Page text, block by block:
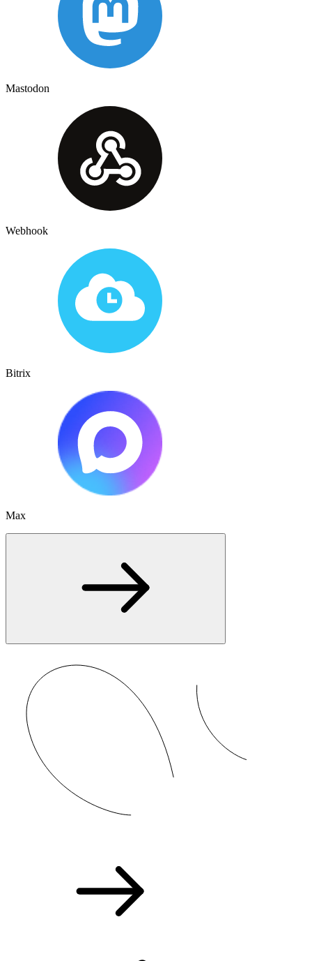
Mastodon
Webhook
Bitrix
Max